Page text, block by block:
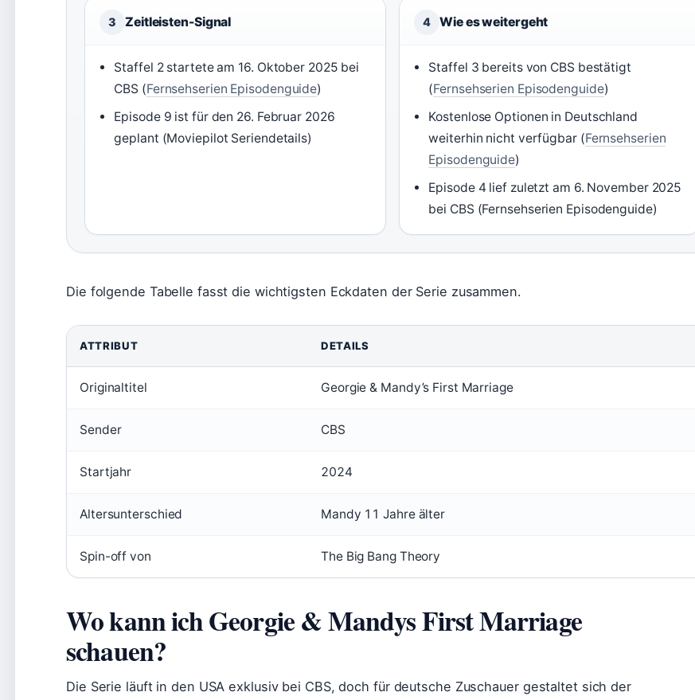
3 Zeitleisten-Signal
Staffel 2 startete am 16. Oktober 2025 bei
CBS (Fernsehserien Episodenguide)
Episode 9 ist für den 26. Februar 2026
geplant (Moviepilot Seriendetails)
4 Wie es weitergeht
Staffel 3 bereits von CBS bestätigt
(Fernsehserien Episodenguide)
Kostenlose Optionen in Deutschland
weiterhin nicht verfügbar (Fernsehserien
Episodenguide)
Episode 4 lief zuletzt am 6. November 2025
bei CBS (Fernsehserien Episodenguide)
Die folgende Tabelle fasst die wichtigsten Eckdaten der Serie zusammen.
ATTRIBUT DETAILS
Originaltitel Georgie & Mandy’s First Marriage
Sender CBS
Startjahr 2024
Altersunterschied Mandy 11 Jahre älter
Spin-off von The Big Bang Theory
Wo kann ich Georgie & Mandys First Marriage
schauen?
Die Serie läuft in den USA exklusiv bei CBS, doch für deutsche Zuschauer gestaltet sich der